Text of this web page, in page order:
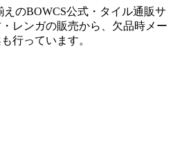
のBOWCS公式・タイル通販サ
レンガの販売から、欠品時メー
行っています。